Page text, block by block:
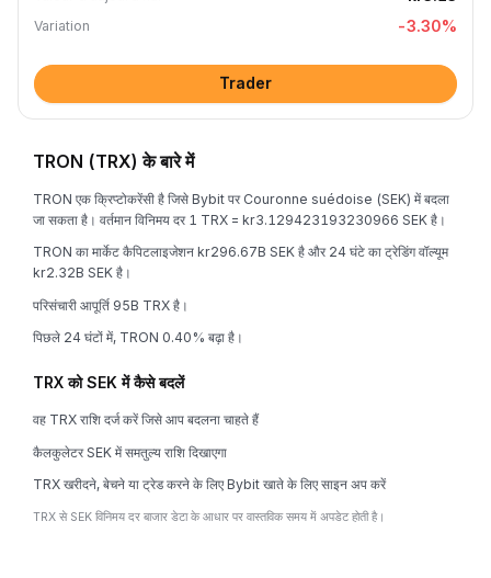
Variation -3.30%
Trader
TRON (TRX) के बारे में
TRON एक क्रिप्टोकरेंसी है जिसे Bybit पर Couronne suédoise (SEK) में बदला
जा सकता है। वर्तमान विनिमय दर 1 TRX = kr3.129423193230966 SEK है।
TRON का मार्केट कैपिटलाइजेशन kr296.67B SEK है और 24 घंटे का ट्रेडिंग वॉल्यूम
kr2.32B SEK है।
परिसंचारी आपूर्ति 95B TRX है।
पिछले 24 घंटों में, TRON 0.40% बढ़ा है।
TRX को SEK में कैसे बदलें
वह TRX राशि दर्ज करें जिसे आप बदलना चाहते हैं
कैलकुलेटर SEK में समतुल्य राशि दिखाएगा
TRX खरीदने, बेचने या ट्रेड करने के लिए Bybit खाते के लिए साइन अप करें
TRX से SEK विनिमय दर बाजार डेटा के आधार पर वास्तविक समय में अपडेट होती है।